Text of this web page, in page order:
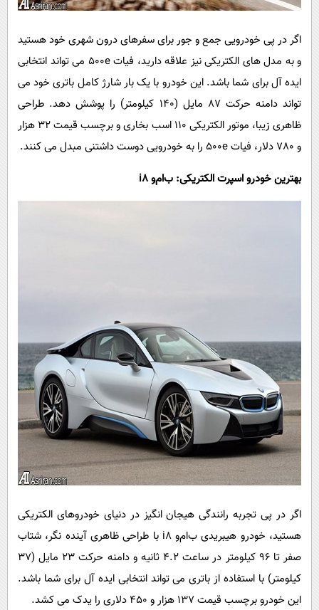
اگر در پی خودرویی جمع و جور برای سفرهای درون شهری خود هستید
و به مدل های الکتریکی نیز علاقه دارید، فیات500e می تواند انتخابی
ایده آل برای شما باشد. این خودرو با یک بار شارژ کامل باتری خود می
تواند دامنه حرکت 87 مایل (140 کیلومتر) را پوشش دهد. طراحی
ظاهری زیبا، موتور الکتریکی 110 اسب بخاری و برچسب قیمت 32 هزار
و 780 دلار، فیات
500e را به خودرویی دوست داشتنی مبدل می کنند.
بهترین خودرو اسپرت الکتریکی: ب‌ام‌وi8
اگر در پی تجربه رانندگی هیجان انگیز در دنیای خودروهای الکتریکی
هستید، خودرو هیبریدی ب‌ام‌وi8 با طراحی ظاهری آینده نگر، شتاب
صفر تا 96 کیلومتر در ساعت 4.2 ثانیه و دامنه حرکت 23 مایل (37
کیلومتر) با استفاده از باتری می تواند انتخابی ایده آل برای شما باشد.
این خودرو برچسب قیمت 137 هزار و 450 دلاری را یدک می کشد.